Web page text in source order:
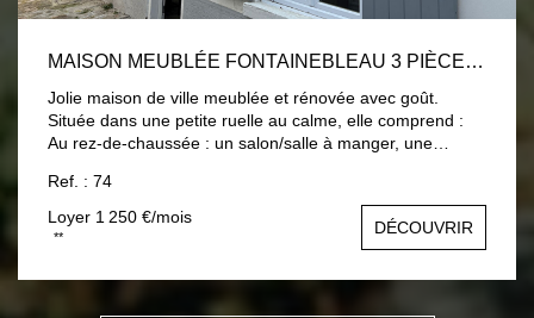
MAISON MEUBLÉE FONTAINEBLEAU 3 PIÈCE(S) 68.41 M2
Jolie maison de ville meublée et rénovée avec goût.
Située dans une petite ruelle au calme, elle comprend :
Au rez-de-chaussée : un salon/salle à manger, une
ondes, four, lave-vaisselle, réfrigérateur, grille-pain,
cafetière, bouilloire), une buanderie avec lave-linge et
étendoir à linge, ainsi qu'un WC séparé. À l'étage : un
palier desservant deux chambres avec rangements et
bureau, ainsi qu'une salle de bains/WC.
Ref. : 74
Loyer 1 250 €/mois
** DÉCOUVRIR